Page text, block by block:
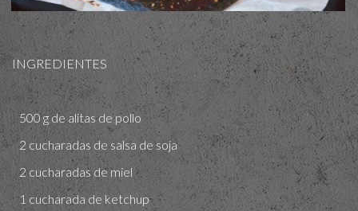
INGREDIENTES
500 g de alitas de pollo
2 cucharadas de salsa de soja
2 cucharadas de miel
1 cucharada de ketchup